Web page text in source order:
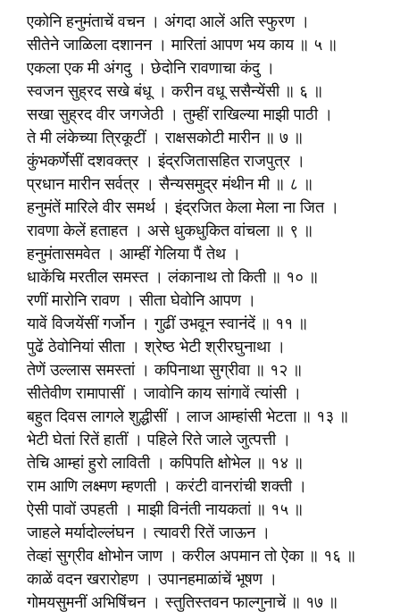
एकोनि हनुमंताचें वचन । अंगदा आलें अति स्फुरण ।
सीतेने जाळिला दशानन । मारितां आपण भय काय ॥ ५ ॥
एकला एक मी अंगदु । छेदोनि रावणाचा कंदु ।
स्वजन सुह्रद सखे बंधू । करीन वधू ससैन्येंसी ॥ ६ ॥
सखा सुह्रद वीर जगजेठी । तुम्हीं राखिल्या माझी पाठी ।
ते मी लंकेच्या त्रिकूटीं । राक्षसकोटी मारीन ॥ ७ ॥
कुंभकर्णेसीं दशवक्त्र । इंद्रजितासहित राजपुत्र ।
प्रधान मारीन सर्वत्र । सैन्यसमुद्र मंथीन मी ॥ ८ ॥
हनुमंतें मारिले वीर समर्थ । इंद्रजित केला मेला ना जित ।
रावणा केलें हताहत । असे धुकधुकित वांचला ॥ ९ ॥
हनुमंतासमवेत । आम्हीं गेलिया पैं तेथ ।
धाकेंचि मरतील समस्त । लंकानाथ तो किती ॥ १० ॥
रणीं मारोनि रावण । सीता घेवोनि आपण ।
यावें विजयेंसीं गर्जोन । गुढीं उभवून स्वानंदें ॥ ११ ॥
पुढें ठेवोनियां सीता । श्रेष्ठ भेटी श्रीरघुनाथा ।
तेणें उल्लास समस्तां । कपिनाथा सुग्रीवा ॥ १२ ॥
सीतेवीण रामापासीं । जावोनि काय सांगावें त्यांसी ।
बहुत दिवस लागले शुद्धीसीं । लाज आम्हांसी भेटता ॥ १३ ॥
भेटी घेतां रितें हातीं । पहिले रिते जाले जुत्पत्ती ।
तेचि आम्हां हुरो लाविती । कपिपति क्षोभेल ॥ १४ ॥
राम आणि लक्ष्मण म्हणती । करंटी वानरांची शक्ती ।
ऐसी पावों उपहती । माझी विनंती नायकतां ॥ १५ ॥
जाहले मर्यादोल्लंघन । त्यावरी रितें जाऊन ।
तेव्हां सुग्रीव क्षोभोन जाण । करील अपमान तो ऐका ॥ १६ ॥
काळें वदन खरारोहण । उपानहमाळांचें भूषण ।
गोमयसुमनीं अभिषिंचन । स्तुतिस्तवन फाल्गुनाचें ॥ १७ ॥